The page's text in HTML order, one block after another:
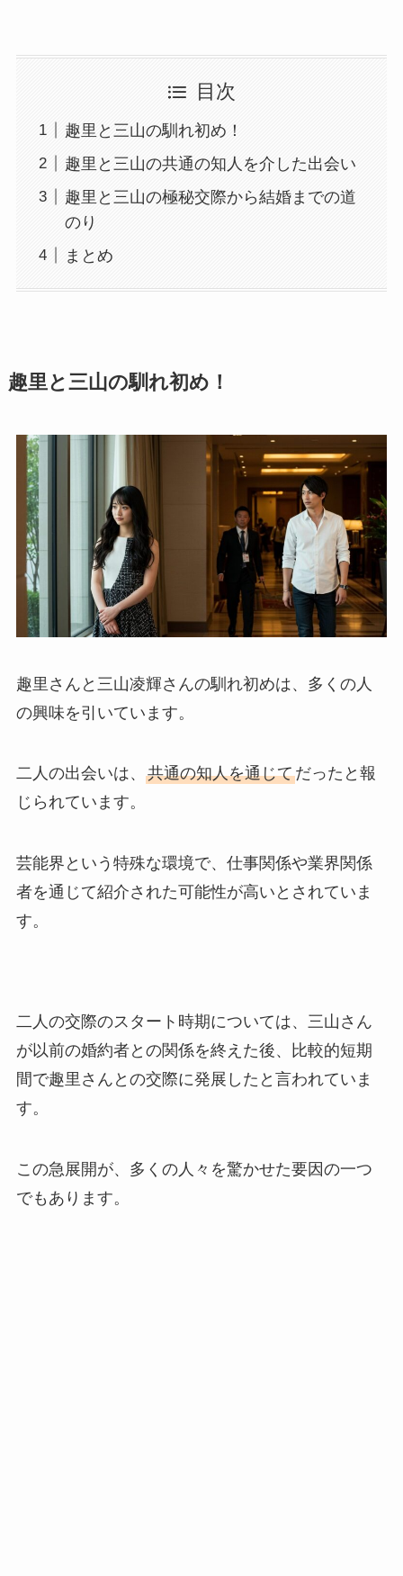
目次
趣里と三山の馴れ初め！
趣里と三山の共通の知人を介した出会い
趣里と三山の極秘交際から結婚までの道
のり
まとめ
趣里と三山の馴れ初め！
趣里さんと三山凌輝さんの馴れ初めは、多くの人
の興味を引いています。
二人の出会いは、 共通の知人を通じてだったと報
じられています。
芸能界という特殊な環境で、仕事関係や業界関係
者を通じて紹介された可能性が高いとされていま
す。
二人の交際のスタート時期については、三山さん
が以前の婚約者との関係を終えた後、比較的短期
間で趣里さんとの交際に発展したと言われていま
す。
この急展開が、多くの人々を驚かせた要因の一つ
でもあります。